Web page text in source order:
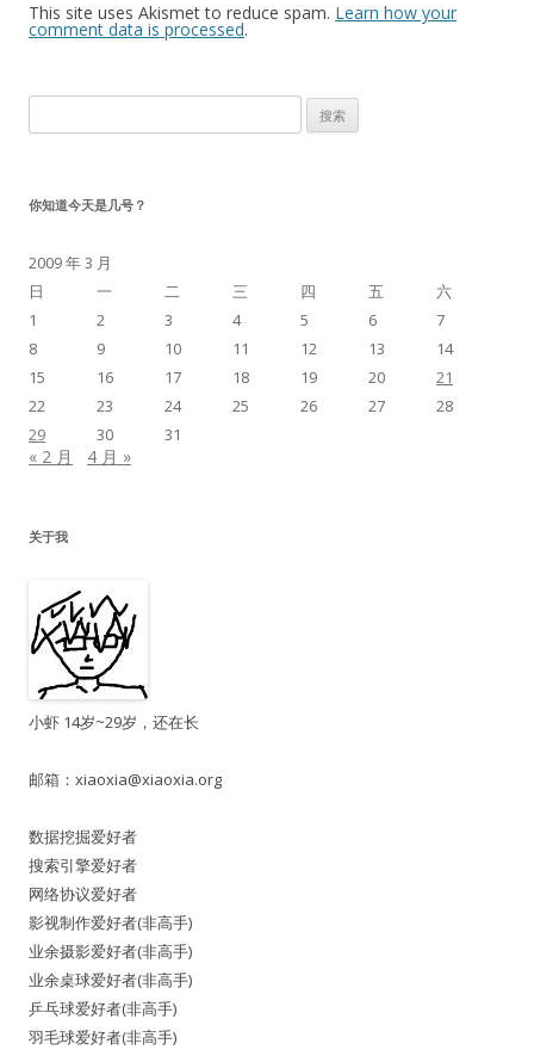
This site uses Akismet to reduce spam. Learn how your
comment data is processed.
索：
你知道今天是几号？
2009 年 3 月
日
一 二 三 四 五
六
1
2 3 4 5 6
7
8
9 10 11 12 13
14
15
16 17 18 19 20
21
22
23 24 25 26 27
28
29
30 31
« 2 月 4 月 »
关于我
小虾 14岁~29岁，还在长
邮箱： xiaoxia@xiaoxia.org
数据挖掘爱好者
搜索引擎爱好者
网络协议爱好者
影视制作爱好者(非高手)
业余摄影爱好者(非高手)
业余桌球爱好者(非高手)
乒乓球爱好者(非高手)
羽毛球爱好者(非高手)